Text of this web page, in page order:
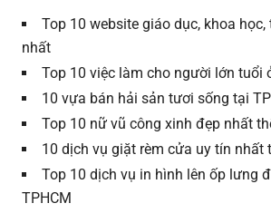
Top 10 website giáo dục, khoa
nhất
Top 10 việc làm cho người lớn tuổi
10 vựa bán hải sản tươi sống tại
Top 10 nữ vũ công xinh đẹp nhất
10 dịch vụ giặt rèm cửa uy tín nhất
Top 10 dịch vụ in hình lên ốp lưng
TPHCM